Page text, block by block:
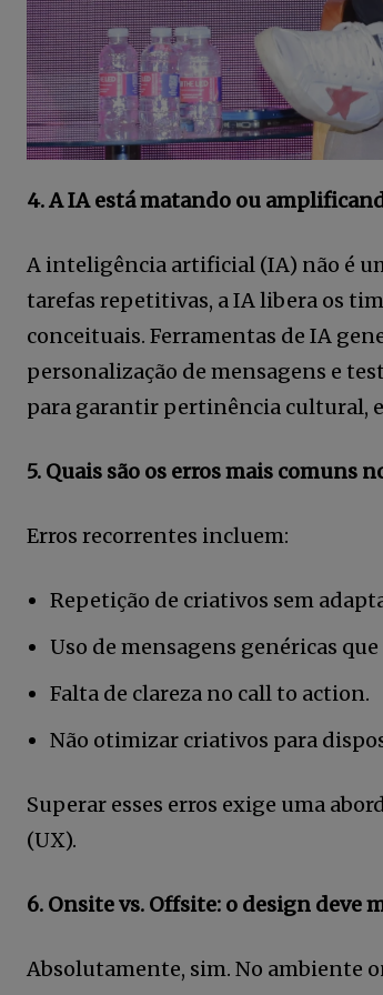
4. A IA está matando ou
A inteligência artificial (IA) não é
tarefas repetitivas, a IA libera os
conceituais. Ferramentas de IA
personalização de mensagens e
para garantir pertinência cultural,
5. Quais são os erros mais comuns
Erros recorrentes incluem:
Repetição de criativos sem
Uso de mensagens genéricas
Falta de clareza no call to action.
Não otimizar criativos para
Superar esses erros exige uma
(UX).
6. Onsite vs. Offsite: o design deve
Absolutamente, sim. No ambiente